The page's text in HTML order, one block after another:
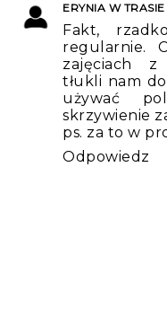
ERYNIA W TRASIE
Fakt,
regularnie.
zajęciach z
tłukli nam
używać
skrzywienie
ps. za to w
Odpowiedz